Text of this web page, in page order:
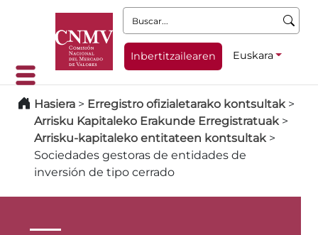
Buscar:
Inbertitzailearen Euskara
Hasiera > Erregistro ofizialetarako kontsultak>
Arrisku Kapitaleko Erakunde Erregistratuak>
Arrisku-kapitaleko entitateen kontsultak>
Sociedades gestoras de entidades de
inversión de tipo cerrado